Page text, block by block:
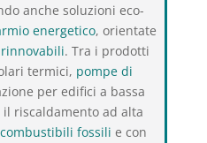
anche soluzioni eco-
energetico, orientate
. Tra i prodotti
termici, pompe di
per edifici a bassa
riscaldamento ad alta
combustibili fossili e con